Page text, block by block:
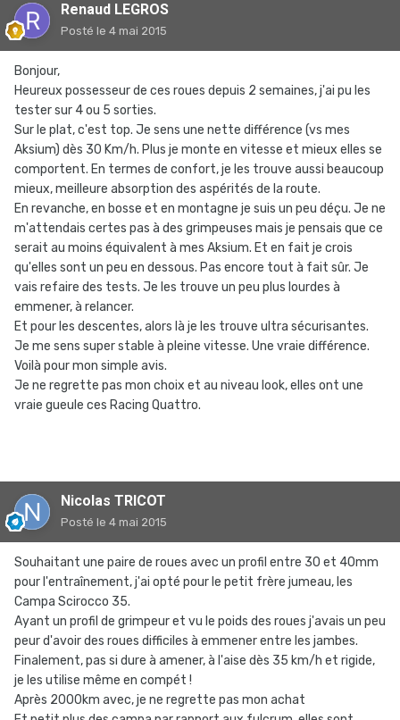
Renaud LEGROS
Posté le 4 mai 2015
Bonjour,
Heureux possesseur de ces roues depuis 2 semaines, j'ai pu les
tester sur 4 ou 5 sorties.
Sur le plat, c'est top. Je sens une nette différence (vs mes
Aksium) dès 30 Km/h. Plus je monte en vitesse et mieux elles se
comportent. En termes de confort, je les trouve aussi beaucoup
mieux, meilleure absorption des aspérités de la route.
En revanche, en bosse et en montagne je suis un peu déçu. Je ne
m'attendais certes pas à des grimpeuses mais je pensais que ce
serait au moins équivalent à mes Aksium. Et en fait je crois
qu'elles sont un peu en dessous. Pas encore tout à fait sûr. Je
vais refaire des tests. Je les trouve un peu plus lourdes à
emmener, à relancer.
Et pour les descentes, alors là je les trouve ultra sécurisantes.
Je me sens super stable à pleine vitesse. Une vraie différence.
Voilà pour mon simple avis.
Je ne regrette pas mon choix et au niveau look, elles ont une
vraie gueule ces Racing Quattro.
Nicolas TRICOT
Posté le 4 mai 2015
Souhaitant une paire de roues avec un profil entre 30 et 40mm
pour l'entraînement, j'ai opté pour le petit frère jumeau, les
Campa Scirocco 35.
Ayant un profil de grimpeur et vu le poids des roues j'avais un peu
peur d'avoir des roues difficiles à emmener entre les jambes.
Finalement, pas si dure à amener, à l'aise dès 35 km/h et rigide,
je les utilise même en compét !
Après 2000km avec, je ne regrette pas mon achat